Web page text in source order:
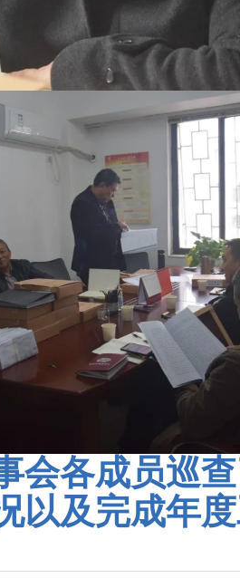
会各成员巡
以及完成年